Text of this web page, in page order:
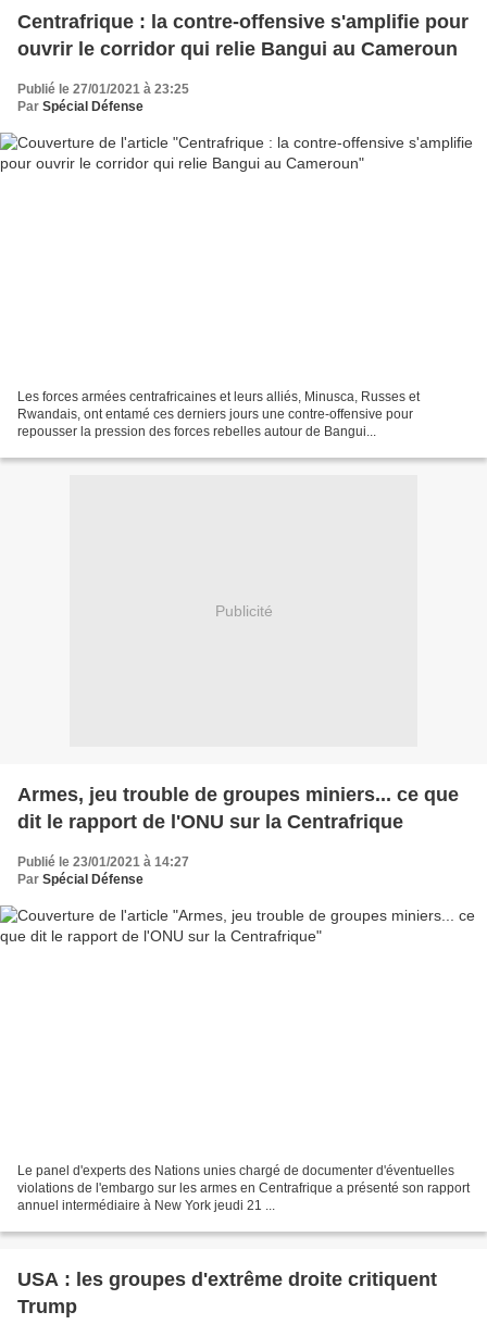
Centrafrique : la contre-offensive s'amplifie pour
ouvrir le corridor qui relie Bangui au Cameroun
Publié le 27/01/2021 à 23:25
Par Spécial Défense
Les forces armées centrafricaines et leurs alliés, Minusca, Russes et
Rwandais, ont entamé ces derniers jours une contre-offensive pour
repousser la pression des forces rebelles autour de Bangui...
Publicité
Armes, jeu trouble de groupes miniers... ce que
dit le rapport de l'ONU sur la Centrafrique
Publié le 23/01/2021 à 14:27
Par Spécial Défense
Le panel d'experts des Nations unies chargé de documenter d'éventuelles
violations de l'embargo sur les armes en Centrafrique a présenté son rapport
annuel intermédiaire à New York jeudi 21 ...
USA : les groupes d'extrême droite critiquent
Trump